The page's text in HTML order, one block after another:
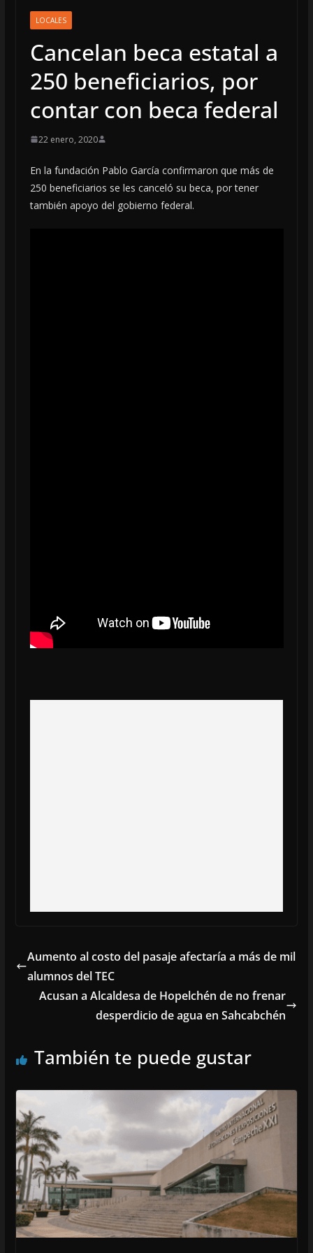
LOCALES
Cancelan beca estatal a
250 beneficiarios, por
contar con beca federal
22 enero, 2020
En la fundación Pablo García confirmaron que más de
250 beneficiarios se les canceló su beca, por tener
también apoyo del gobierno federal.
Aumento al costo del pasaje afectaría a más de mil
alumnos del TEC
Acusan a Alcaldesa de Hopelchén de no frenar
desperdicio de agua en Sahcabchén
También te puede gustar